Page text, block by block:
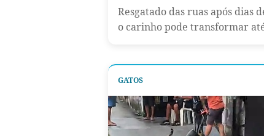
Resgatado das ruas após dias
o carinho pode transformar
GATOS